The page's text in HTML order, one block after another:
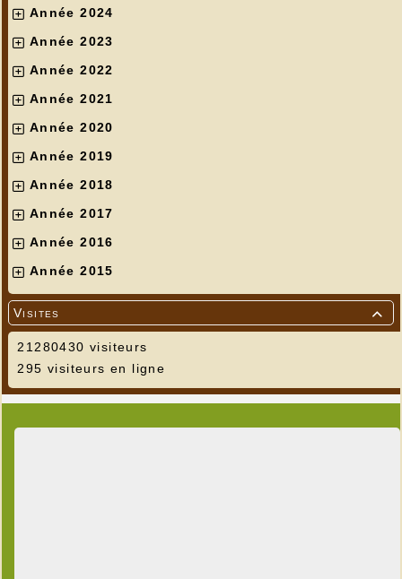
Année 2024
Année 2023
Année 2022
Année 2021
Année 2020
Année 2019
Année 2018
Année 2017
Année 2016
Année 2015

Visites
21280430 visiteurs
295 visiteurs en ligne